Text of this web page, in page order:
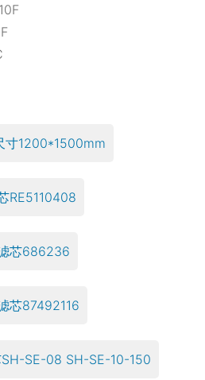
寸1200*1500mm
RE5110408
芯686236
芯87492116
SE-08 SH-SE-10-150